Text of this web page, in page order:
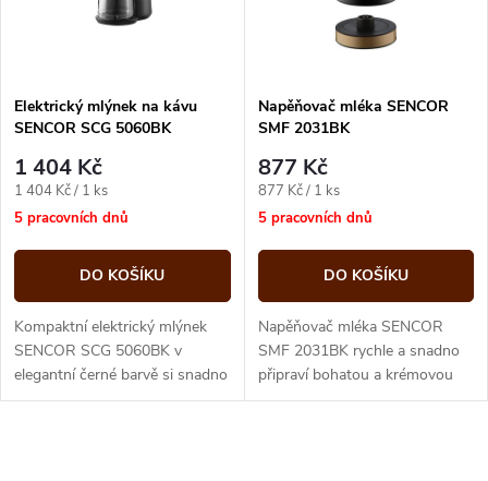
p
r
o
d
u
k
s
p
r
o
d
u
Elektrický mlýnek na kávu
SENCOR SCG 5060BK
1 404 Kč
Měrná
cena:
1 404 Kč / 1 ks
5 pracovních dnů
DO KOŠÍKU
Kompaktní elektrický mlýnek
SENCOR SCG 5060BK v
elegantní černé barvě si snadno
poradí s čerstvým namletím
Napěňovač mléka SENCOR
SMF 2031BK
877 Kč
Měrná
cena:
877 Kč / 1 ks
5 pracovních dnů
DO KOŠÍKU
Napěňovač mléka SENCOR
SMF 2031BK rychle a snadno
připraví bohatou a krémovou
pěnu pro vaše cappuccino, latté